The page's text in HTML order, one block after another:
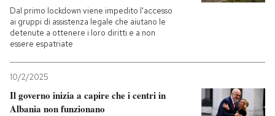
Dal primo lockdown viene impedito l'accesso
ai gruppi di assistenza legale che aiutano le
detenute a ottenere i loro diritti e a non
essere espatriate
10/2/2025
Il governo inizia a capire che i centri in
Albania non funzionano